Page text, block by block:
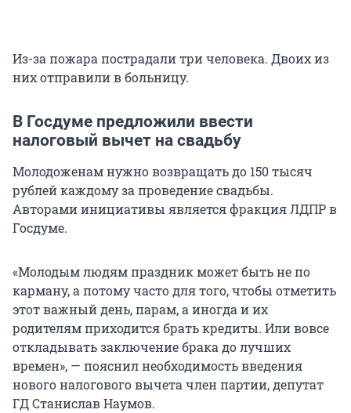
Из-за пожара пострадали три человека. Двоих из
них отправили в больницу.
В Госдуме предложили ввести
налоговый вычет на свадьбу
Молодоженам нужно возвращать до 150 тысяч
рублей каждому за проведение свадьбы.
Авторами инициативы является фракция ЛДПР в
Госдуме.
«Молодым людям праздник может быть не по
карману, а потому часто для того, чтобы отметить
этот важный день, парам, а иногда и их
родителям приходится брать кредиты. Или вовсе
откладывать заключение брака до лучших
времен», — пояснил необходимость введения
нового налогового вычета член партии, депутат
ГД Станислав Наумов.